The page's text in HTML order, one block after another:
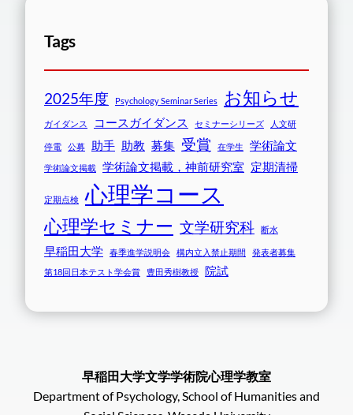
Tags
2025年度 Psychology Seminar Series お知らせ
ガイダンス コースガイダンス セミナーシリーズ 人文研
停電 公募 助手 助教 募集 受賞 在学生 学術論文
学術論文掲載 学術論文掲載，神前研究室 定期清掃
定期点検 心理学コース
心理学セミナー 文学研究科 断水
早稲田大学 春季進学説明会 構内立入禁止期間
発表者募集
第18回日本テスト学会賞
豊田秀樹教授 院試
早稲田大学文学学術院心理学教室
Department of Psychology, School of Humanities and